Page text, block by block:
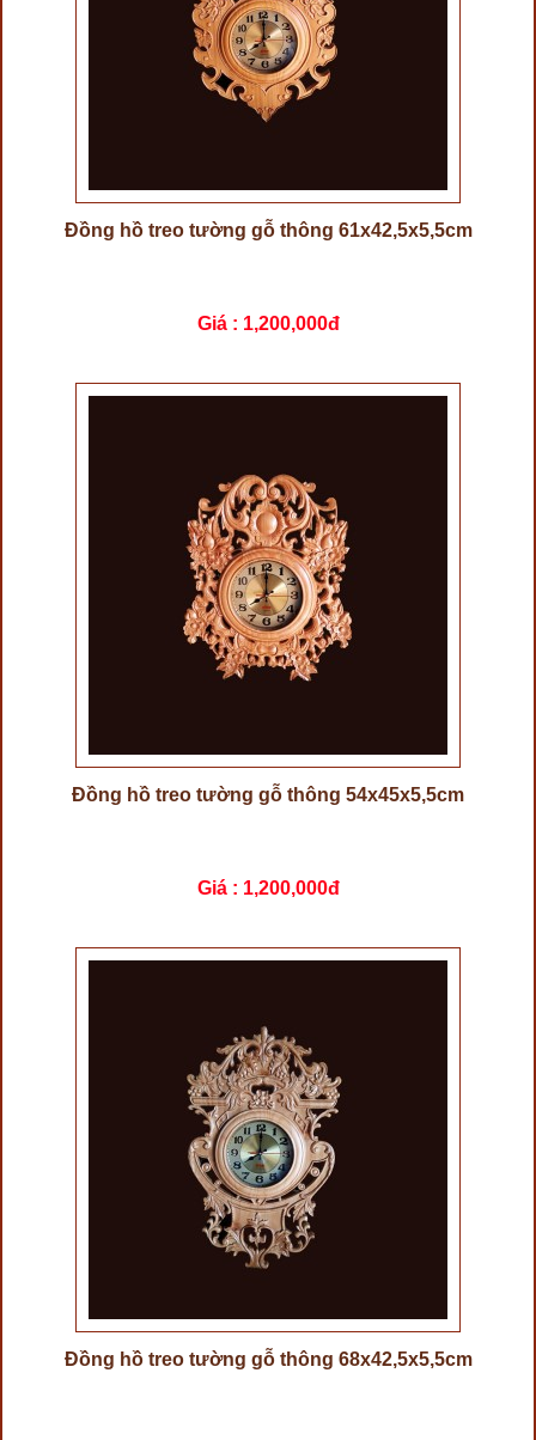
Đồng hồ treo tường gỗ thông 61x42,5x5,5cm
Giá : 1,200,000đ
Đồng hồ treo tường gỗ thông 54x45x5,5cm
Giá : 1,200,000đ
Đồng hồ treo tường gỗ thông 68x42,5x5,5cm